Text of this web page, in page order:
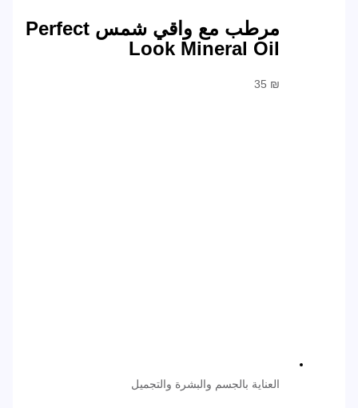
مرطب مع واقي شمس Perfect
Look Mineral Oil
35 ₪
العناية بالجسم والبشرة والتجميل